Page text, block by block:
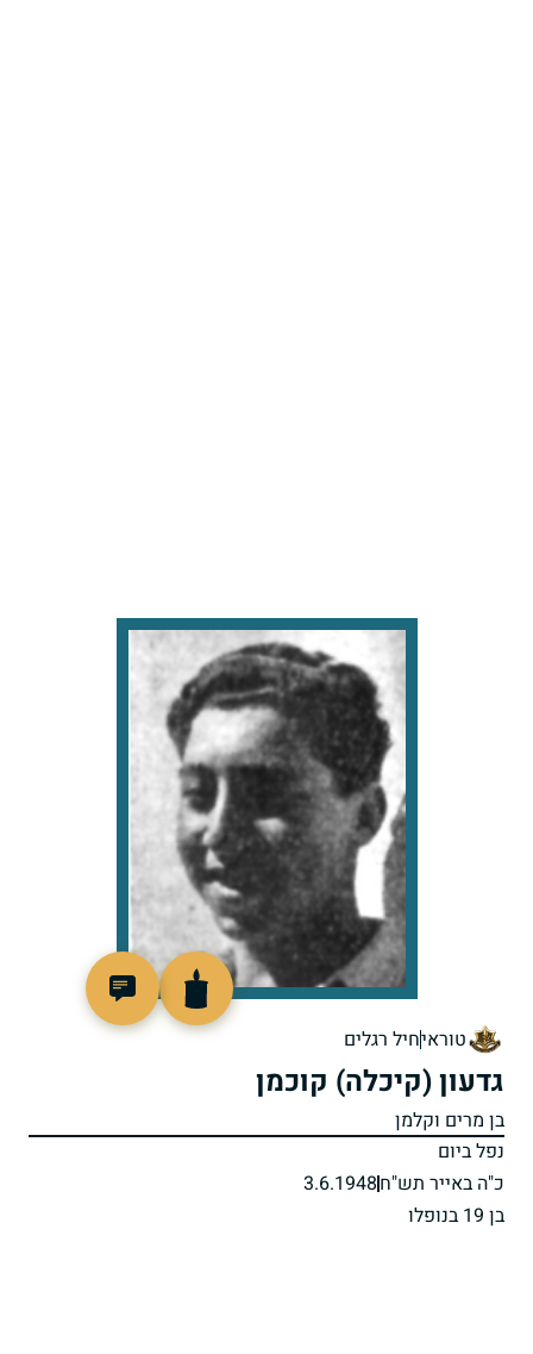
טוראיחיל רגלים
גדעון (קיכלה) קוכמן
בן מרים וקלמן
נפל ביום
כ"ה באייר תש"ח3.6.1948
בן 19 בנופלו